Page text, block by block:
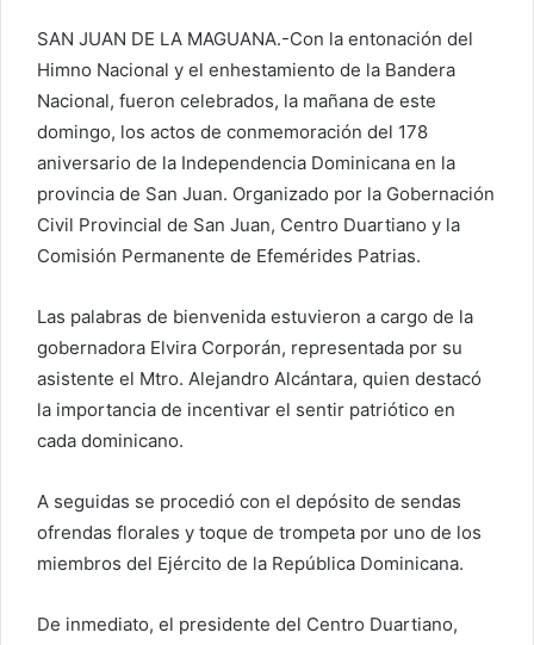
SAN JUAN DE LA MAGUANA.-Con la entonación del
Himno Nacional y el enhestamiento de la Bandera
Nacional, fueron celebrados, la mañana de este
domingo, los actos de conmemoración del 178
aniversario de la Independencia Dominicana en la
provincia de San Juan. Organizado por la Gobernación
Civil Provincial de San Juan, Centro Duartiano y la
Comisión Permanente de Efemérides Patrias.
Las palabras de bienvenida estuvieron a cargo de la
gobernadora Elvira Corporán, representada por su
asistente el Mtro. Alejandro Alcántara, quien destacó
la importancia de incentivar el sentir patriótico en
cada dominicano.
A seguidas se procedió con el depósito de sendas
ofrendas florales y toque de trompeta por uno de los
miembros del Ejército de la República Dominicana.
De inmediato, el presidente del Centro Duartiano,